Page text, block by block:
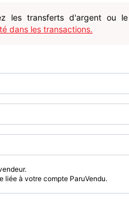
les transferts d'argent ou le
dans les transactions.
liée à votre compte ParuVendu.